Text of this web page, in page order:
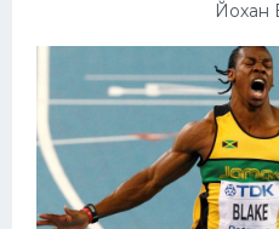
Йохан